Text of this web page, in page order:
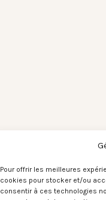
Pour offrir les meilleures
cookies pour stocker et/ou
consentir à ces technologies